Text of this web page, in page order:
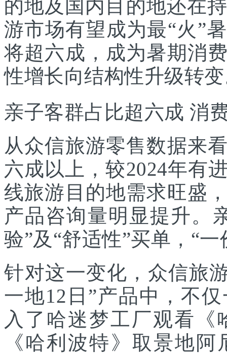
的地及国内目的地还在
游市场有望成为最“火”
将超六成，成为暑期消
性增长向结构性升级转
亲子客群占比超六成 消
从众信旅游零售数据来
六成以上，较2024年有
线旅游目的地需求旺盛
产品咨询量明显提升。
验”及“舒适性”买单，“
针对这一变化，众信旅
一地12日”产品中，不
入了哈迷梦工厂观看
《哈利波特》取景地